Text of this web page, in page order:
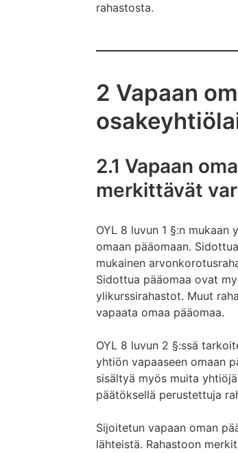
rahastosta.
2 Vapaan
2.1 Vapaan
merkittävät
OYL 8 luvun 1 §:n
omaan pääomaan.
mukainen
Sidottua pääomaa ovat
ylikurssirahastot. Muut
vapaata omaa pääomaa.
OYL 8 luvun 2 §:ssä
yhtiön vapaaseen omaan
sisältyä myös muita
päätöksellä perustettuja
Sijoitetun vapaan oman
lähteistä. Rahastoon